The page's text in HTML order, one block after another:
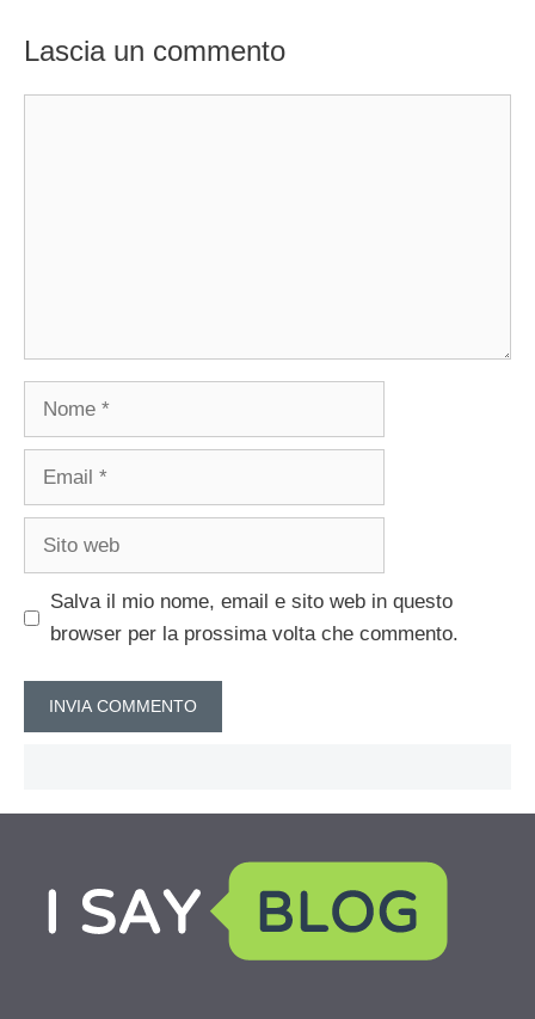
Lascia un commento
Nome
Email
Sito
Salva il mio nome, email e sito web in questo
browser per la prossima volta che commento.